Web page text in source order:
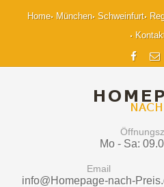
Home München Schweinfurt
Mo - Sa:
Email
info@Homepage-nach-